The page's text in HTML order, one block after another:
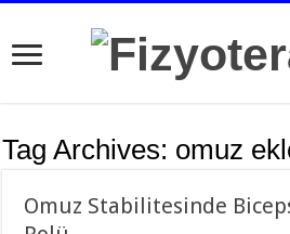
Tag Archives: omuz
Omuz Stabilitesinde